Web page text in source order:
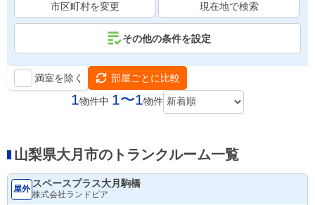
市区町村を変更 現在地で検索
その他の条件を設定
満室を除く 部屋ごとに比較
1物件中 1〜1物件
山梨県大月市のトランクルーム一覧
屋外 スペースプラス大月駒橋
株式会社ランドピア